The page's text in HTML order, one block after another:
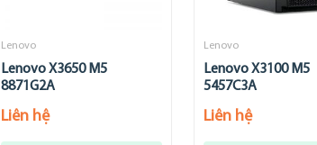
Lenovo
Lenovo X3650 M5
8871G2A
Liên hệ
Lenovo
Lenovo X3100 M5
5457C3A
Liên hệ